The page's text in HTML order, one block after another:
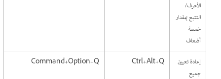
الأحرف/
التتبع بمقدار
أضعاف
إعادة تعيين
Ctrl+Alt+Q
Command+Option+Q